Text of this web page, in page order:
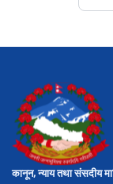
कानून, न्याय तथा संसदीय